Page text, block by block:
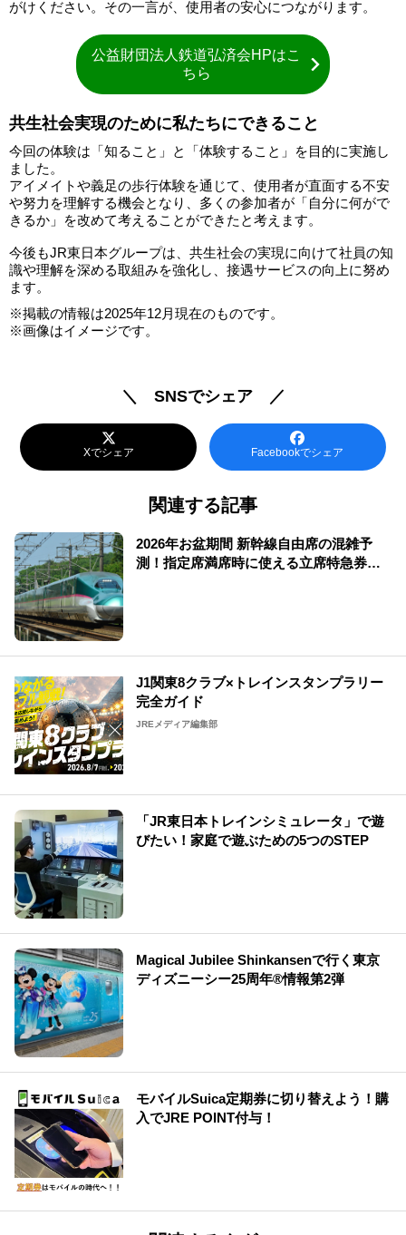
がけください。その一言が、使用者の安心につながります。
公益財団法人鉄道弘済会HPはこ
ちら
共生社会実現のために私たちにできること
今回の体験は「知ること」と「体験すること」を目的に実施し
ました。
アイメイトや義足の歩行体験を通じて、使用者が直面する不安
や努力を理解する機会となり、多くの参加者が「自分に何がで
きるか」を改めて考えることができたと考えます。
今後もJR東日本グループは、共生社会の実現に向けて社員の知
識や理解を深める取組みを強化し、接遇サービスの向上に努め
ます。
※掲載の情報は2025年12月現在のものです。
※画像はイメージです。
＼ SNSでシェア ／
Xでシェア Facebookでシェア
関連する記事
2026年お盆期間 新幹線自由席の混雑予
測！指定席満席時に使える立席特急券も
J1関東8クラブ×トレインスタンプラリー
完全ガイド
JREメディア編集部
「JR東日本トレインシミュレータ」で遊
びたい！家庭で遊ぶための5つのSTEP
Magical Jubilee Shinkansenで行く東京
ディズニーシー25周年®情報第2弾
モバイルSuica定期券に切り替えよう！購
入でJRE POINT付与！